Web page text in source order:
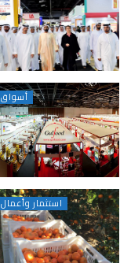
أسواق
استثمار وأعمال